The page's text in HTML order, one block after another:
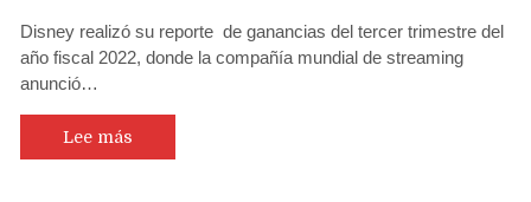
Disney realizó su reporte de ganancias del tercer trimestre del
año fiscal 2022, donde la compañía mundial de streaming
anunció…
Lee más